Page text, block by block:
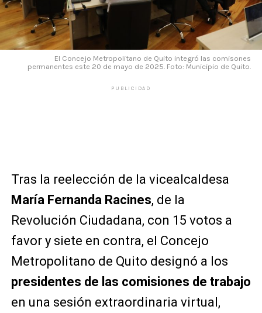
El Concejo Metropolitano de Quito integró las comisones
permanentes este 20 de mayo de 2025. Foto: Municipio de Quito.
PUBLICIDAD
Tras la reelección de la vicealcaldesa
María Fernanda Racines, de la
Revolución Ciudadana, con 15 votos a
favor y siete en contra, el Concejo
Metropolitano de Quito designó a los
presidentes de las comisiones de trabajo
en una sesión extraordinaria virtual,